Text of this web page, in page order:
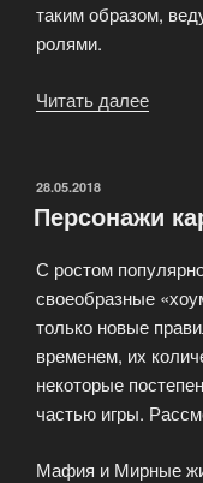
таким образом,
ролями.
Читать далее
ОПУБЛИКОВАНО
28.05.2018
Персонажи
С ростом
своеобразные
только новые
временем, их
некоторые
частью игры.
Мафия и Мирные